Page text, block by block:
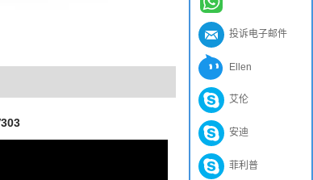
投诉电子邮件
Ellen
艾伦
安迪
菲利普